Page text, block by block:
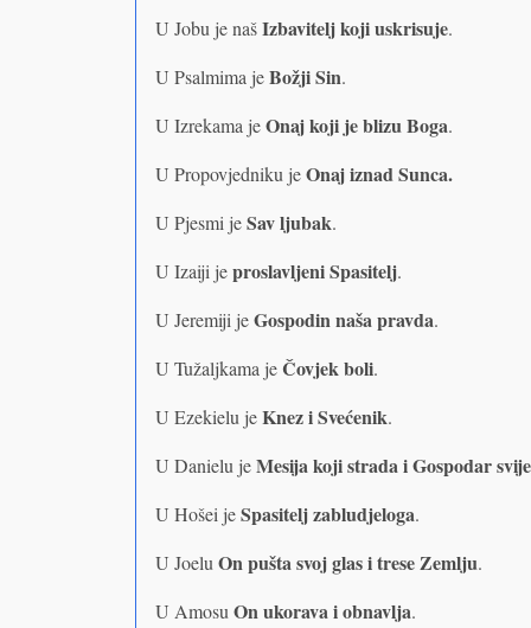
U Jobu je našIzbavitelj koji uskrisuje.
U Psalmima jeBožji Sin.
U Izrekama jeOnaj koji je blizu Boga.
U Propovjedniku jeOnaj iznad Sunca.
U Pjesmi jeSav ljubak.
U Izaiji jeproslavljeni Spasitelj.
U Jeremiji jeGospodin naša pravda.
U Tužaljkama jeČovjek boli.
U Ezekielu jeKnez i Svećenik.
U Danielu jeMesija koji strada i Gospodar
U Hošei jeSpasitelj zabludjeloga.
U Joelu On pušta svoj glas i trese Zemlju.
U Amosu On ukorava i obnavlja.